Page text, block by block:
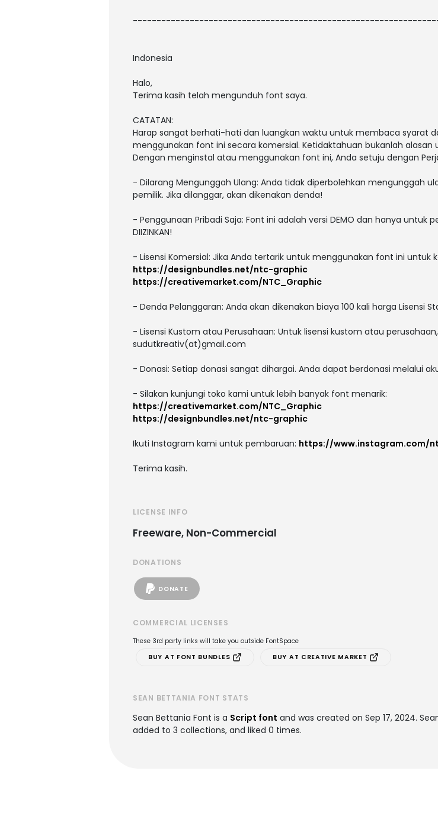
Indonesia
Halo,
Terima kasih telah mengunduh font saya.
CATATAN:
Harap sangat berhati-hati dan luangkan waktu untuk membaca syarat
menggunakan font ini secara komersial. Ketidaktahuan bukanlah alasan
Dengan menginstal atau menggunakan font ini, Anda setuju dengan
- Dilarang Mengunggah Ulang: Anda tidak diperbolehkan mengunggah
pemilik. Jika dilanggar, akan dikenakan denda!
- Penggunaan Pribadi Saja: Font ini adalah versi DEMO dan hanya untuk
DIIZINKAN!
- Lisensi Komersial: Jika Anda tertarik untuk menggunakan font ini untuk
https://designbundles.net/ntc-graphic
https://creativemarket.com/NTC_Graphic
- Denda Pelanggaran: Anda akan dikenakan biaya 100 kali harga Lisensi
- Lisensi Kustom atau Perusahaan: Untuk lisensi kustom atau
sudutkreativ(at)gmail.com
- Donasi: Setiap donasi sangat dihargai. Anda dapat berdonasi melalui
- Silakan kunjungi toko kami untuk lebih banyak font menarik:
https://creativemarket.com/NTC_Graphic
https://designbundles.net/ntc-graphic
Ikuti Instagram kami untuk pembaruan: https://www.instagram.com/
Terima kasih.
LICENSE INFO
Freeware, Non-Commercial
DONATIONS
DONATE
COMMERCIAL LICENSES
These 3rd party links will take you outside FontSpace
BUY AT FONT BUNDLES
BUY AT CREATIVE MARKET
SEAN BETTANIA FONT STATS
Sean Bettania Font is a Script font and was created on Sep 17, 2024.
added to 3 collections, and liked 0 times.